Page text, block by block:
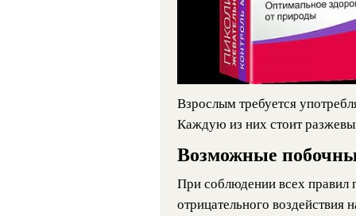
Взрослым требуется
Каждую из них стоит
Возможные
При соблюдении всех правил
отрицательного воздействия